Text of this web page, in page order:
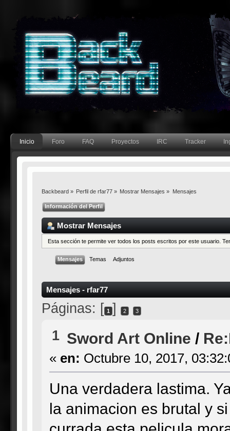
Inicio Foro FAQ Proyectos IRC Tracker
Backbeard» Perfil de rfar77» Mostrar Mensajes » Mensajes
Información del Perfil
Mostrar Mensajes
Esta sección te permite ver todos los posts escritos por este usuario.
Mensajes Temas Adjuntos
Mensajes - rfar77
Páginas: [ 1 ] 2 3
1 Sword Art Online /
« en: Octubre 10, 2017,
Una verdadera lastima.
la animacion es brutal y